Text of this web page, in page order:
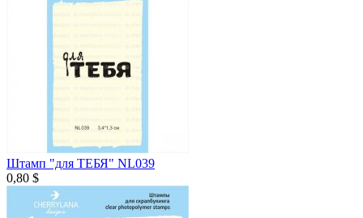
Штамп "для ТЕБЯ" NL039
0,80 $